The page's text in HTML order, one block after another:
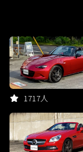
1717人